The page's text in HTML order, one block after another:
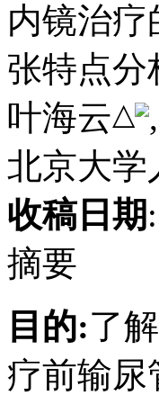
内镜治
张特点分
叶海云△
北京大学
收稿日期
摘要
目的:了
疗前输尿